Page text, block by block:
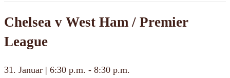
Chelsea v West Ham / Premier
League
31. Januar | 6:30 p.m. - 8:30 p.m.